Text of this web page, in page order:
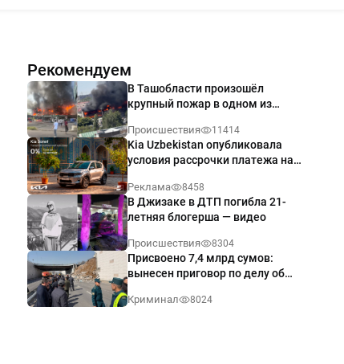
Рекомендуем
В Ташобласти произошёл
крупный пожар в одном из
Происшествия 11414
Kia Uzbekistan опубликовала
условия рассрочки платежа на
годовых
Реклама 8458
В Джизаке в ДТП погибла 21-
летняя блогерша — видео
Происшествия 8304
Присвоено 7,4 млрд сумов:
вынесен приговор по делу об
Ташкенте
Криминал 8024